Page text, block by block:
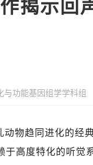
揭示回
与功能基因组学学科组
动物趋同进化的经
于高度特化的听觉